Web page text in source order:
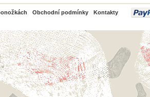
Obchodní podmínky Kontakty
PayPal